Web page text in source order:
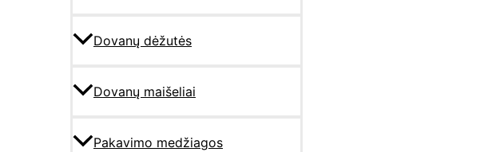
Dovanų dėžutės
Dovanų maišeliai
Pakavimo medžiagos